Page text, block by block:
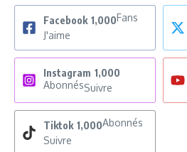
Facebook 1,000Fans
J'aime
Instagram 1,000
AbonnésSuivre
Tiktok 1,000Abonnés
Suivre